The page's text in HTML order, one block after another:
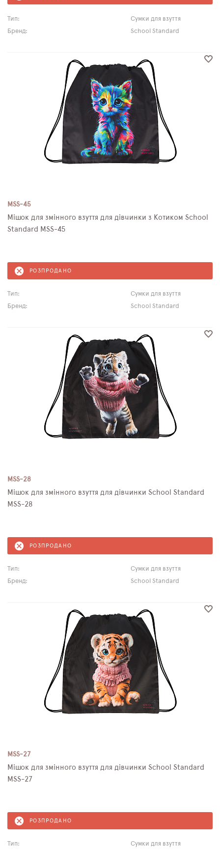
Тип:
Сумки для взуття
Бренд:
School Standard
MSS-45
Мішок для змінного взуття для дівчинки з Котиком School
Standard MSS-45
РОЗПРОДАНО
Тип:
Сумки для взуття
Бренд:
School Standard
MSS-28
Мішок для змінного взуття для дівчинки School Standard
MSS-28
РОЗПРОДАНО
Тип:
Сумки для взуття
Бренд:
School Standard
MSS-27
Мішок для змінного взуття для дівчинки School Standard
MSS-27
РОЗПРОДАНО
Тип: Сумки для взуття